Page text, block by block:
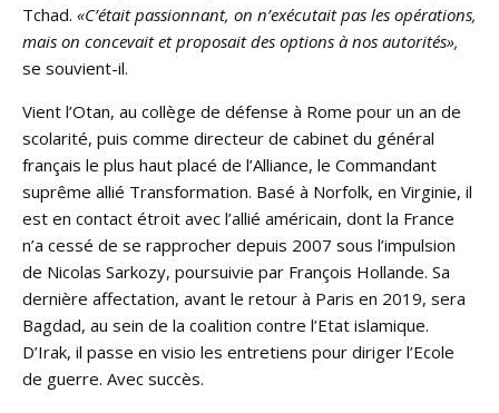
Tchad. «C’était passionnant, on n’exécutait pas les opérations,
mais on concevait et proposait des options à nos autorités»,
se souvient-il.
Vient l’Otan, au collège de défense à Rome pour un an de
scolarité, puis comme directeur de cabinet du général
français le plus haut placé de l’Alliance, le Commandant
suprême allié Transformation. Basé à Norfolk, en Virginie, il
est en contact étroit avec l’allié américain, dont la France
n’a cessé de se rapprocher depuis 2007 sous l’impulsion
de Nicolas Sarkozy, poursuivie par François Hollande. Sa
dernière affectation, avant le retour à Paris en 2019, sera
Bagdad, au sein de la coalition contre l’Etat islamique.
D’Irak, il passe en visio les entretiens pour diriger l’Ecole
de guerre. Avec succès.